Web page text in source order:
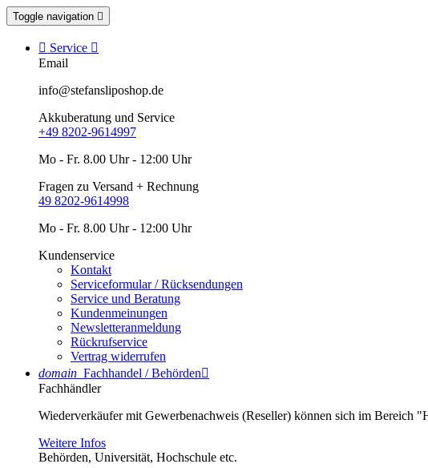
Toggle navigation 
 Service 
Email
info@stefansliposhop.de
Akkuberatung und Service
+49 8202-9614997
Mo - Fr. 8.00 Uhr - 12:00 Uhr
Fragen zu Versand + Rechnung
49 8202-9614998
Mo - Fr. 8.00 Uhr - 12:00 Uhr
Kundenservice
Kontakt
Serviceformular / Rücksendungen
Service und Beratung
Kundenmeinungen
Newsletteranmeldung
Rückrufservice
Vertrag widerrufen
domain Fachhandel / Behörden
Fachhändler
Wiederverkäufer mit Gewerbenachweis (Reseller) können sich im Bereich
Weitere Infos
Behörden, Universität, Hochschule etc.